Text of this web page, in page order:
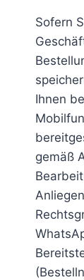
Sofern
Ihnen
gemäß